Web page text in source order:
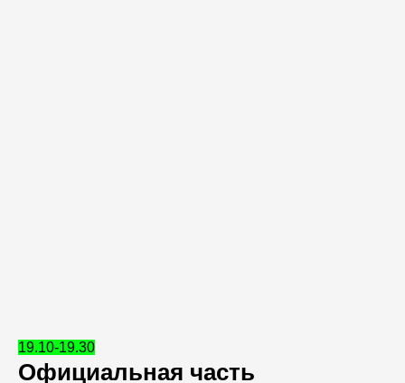
19.10-19.30
Официальная часть